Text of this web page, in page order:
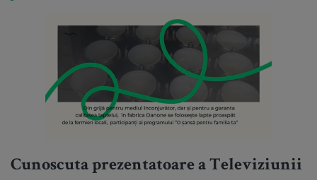
Cunoscuta prezentatoare a Televiziunii